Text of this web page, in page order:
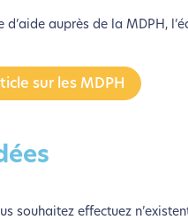
d’aide auprès de la MDPH,
sur les MDPH
souhaitez effectuez